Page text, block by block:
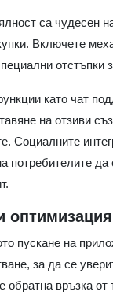
са чудесен
Включете
отстъпки
като чат
на отзиви
Социалните
потребителите да
оптимизация
пускане на
за да се
обратна връзка от